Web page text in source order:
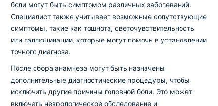
боли могут быть симптомом различных заболеваний.
Специалист также учитывает возможные сопутствующие
симптомы, такие как тошнота, светочувствительность
или галлюцинации, которые могут помочь в установлении
точного диагноза.
После сбора анамнеза могут быть назначены
дополнительные диагностические процедуры, чтобы
исключить другие причины головной боли. Это может
включать неврологическое обследование и